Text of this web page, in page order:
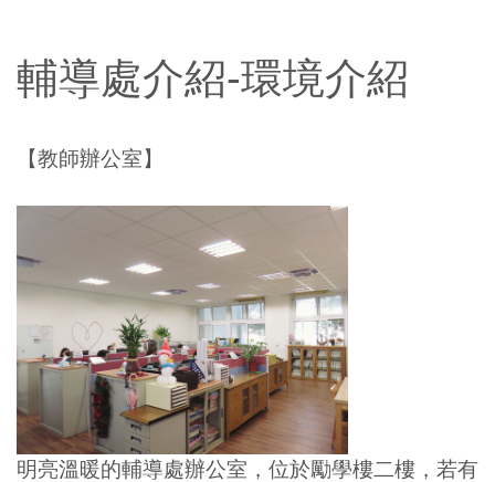
輔導處介紹-環境介紹
【教師辦公室】
明亮溫暖的輔導處辦公室，位於勵學樓二樓，若有